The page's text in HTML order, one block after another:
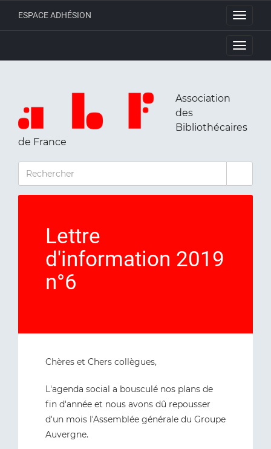
Toggle
ESPACE ADHÉSION
Toggle
Association
des
Bibliothécaires
de France
RECHERCHER
Lettre
d'information 2019
n°6
Chères et Chers collègues,
L'agenda social a bousculé nos plans de
fin d'année et nous avons dû repousser
d'un mois l'Assemblée générale du Groupe
Auvergne.